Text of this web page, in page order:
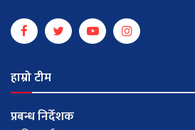
हाम्रो टीम
प्रबन्ध निर्देशक